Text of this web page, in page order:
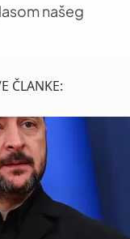
našeg
ČLANKE: